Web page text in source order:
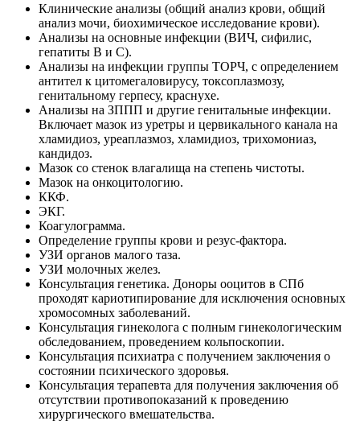
Клинические анализы (общий анализ крови, общий
анализ мочи, биохимическое исследование крови).
Анализы на основные инфекции (ВИЧ, сифилис,
гепатиты В и С).
Анализы на инфекции группы ТОРЧ, с определением
антител к цитомегаловирусу, токсоплазмозу,
генитальному герпесу, краснухе.
Анализы на ЗППП и другие генитальные инфекции.
Включает мазок из уретры и цервикального канала на
хламидиоз, уреаплазмоз, хламидиоз, трихомониаз,
кандидоз.
Мазок со стенок влагалища на степень чистоты.
Мазок на онкоцитологию.
ККФ.
ЭКГ.
Коагулограмма.
Определение группы крови и резус-фактора.
УЗИ органов малого таза.
УЗИ молочных желез.
Консультация генетика. Доноры ооцитов в СПб
проходят кариотипирование для исключения основных
хромосомных заболеваний.
Консультация гинеколога с полным гинекологическим
обследованием, проведением кольпоскопии.
Консультация психиатра с получением заключения о
состоянии психического здоровья.
Консультация терапевта для получения заключения об
отсутствии противопоказаний к проведению
хирургического вмешательства.